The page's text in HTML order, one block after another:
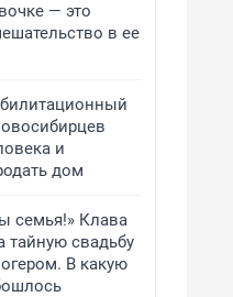
— это
в ее
и
дом
семья!» Клава
тайную свадьбу
В какую